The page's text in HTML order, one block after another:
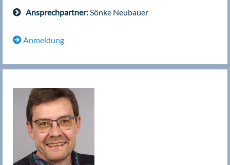
Ansprechpartner: Sönke Neubauer
Anmeldung